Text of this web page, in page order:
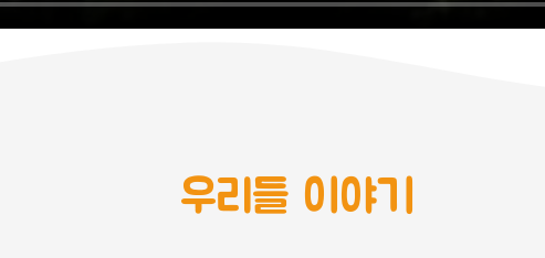
우리들 이야기